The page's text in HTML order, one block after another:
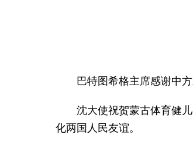
巴特图希格主席感谢中
沈大使祝贺蒙古体育健
化两国人民友谊。